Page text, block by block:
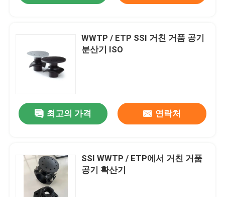
WWTP / ETP SSI 거친 거품 공기
분산기 ISO
최고의 가격 연락처
SSI WWTP / ETP에서 거친 거품
공기 확산기